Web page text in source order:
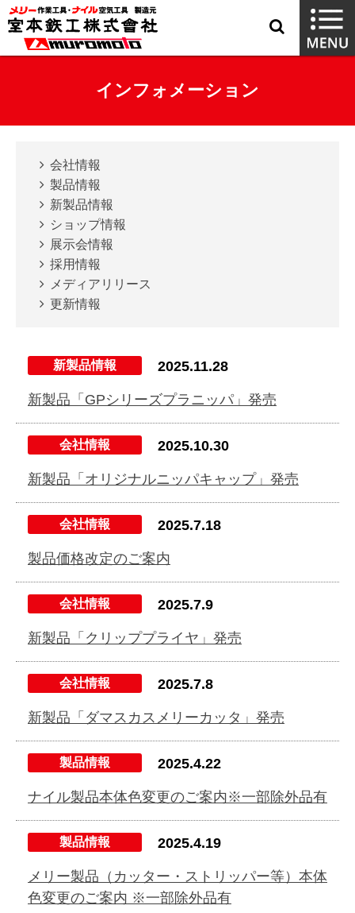
インフォメーション
会社情報
製品情報
新製品情報
ショップ情報
展示会情報
採用情報
メディアリリース
更新情報
2025.11.28
新製品情報
新製品「GPシリーズプラニッパ」発売
2025.10.30
会社情報
新製品「オリジナルニッパキャップ」発売
2025.7.18
会社情報
製品価格改定のご案内
2025.7.9
会社情報
新製品「クリッププライヤ」発売
2025.7.8
会社情報
新製品「ダマスカスメリーカッタ」発売
2025.4.22
製品情報
ナイル製品本体色変更のご案内※一部除外品有
2025.4.19
製品情報
メリー製品（カッター・ストリッパー等）本体
色変更のご案内 ※一部除外品有